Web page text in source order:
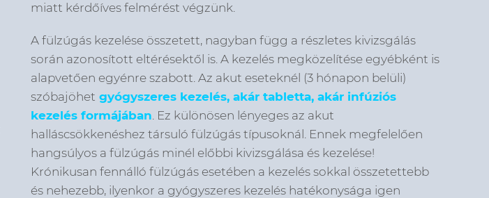
miatt kérdőíves felmérést végzünk.
A fülzúgás kezelése összetett, nagyban függ a részletes kivizsgálás
során azonosított eltérésektől is. A kezelés megközelítése egyébként is
alapvetően egyénre szabott. Az akut eseteknél (3 hónapon belüli)
szóbajöhet gyógyszeres kezelés, akár tabletta, akár infúziós
kezelés formájában. Ez különösen lényeges az akut
halláscsökkenéshez társuló fülzúgás típusoknál. Ennek megfelelően
hangsúlyos a fülzúgás minél előbbi kivizsgálása és kezelése!
Krónikusan fennálló fülzúgás esetében a kezelés sokkal összetettebb
és nehezebb, ilyenkor a gyógyszeres kezelés hatékonysága igen